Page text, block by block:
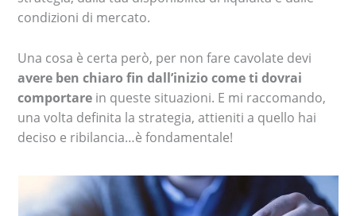
condizioni di mercato.
Una cosa è certa però, per non fare cavolate devi
avere ben chiaro fin dall’inizio come ti dovrai
comportare in queste situazioni. E mi raccomando,
una volta definita la strategia, attieniti a quello hai
deciso e ribilancia…è fondamentale!